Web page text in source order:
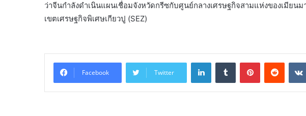
ว่าจีนกำลังดำเนินแผนเชื่อมจังหวัดกรีซกับศูนย์กลางเศรษฐกิจสามแห่งของเมียน
เขตเศรษฐกิจพิเศษเกียวปู (SEZ)
Facebook Twitter
LinkedInTumblr PinterestReddit